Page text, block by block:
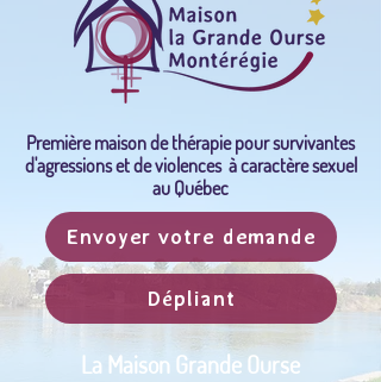
Première maison de thérapie pour survivantes
d'agressions et de violences à caractère sexuel
au Québec
Envoyer votre demande
Dépliant
La Maison Grande Ourse